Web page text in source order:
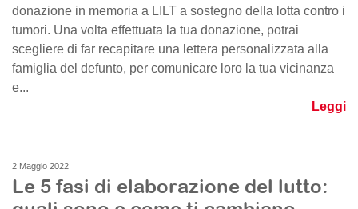
donazione in memoria a LILT a sostegno della lotta contro i
tumori. Una volta effettuata la tua donazione, potrai
scegliere di far recapitare una lettera personalizzata alla
famiglia del defunto, per comunicare loro la tua vicinanza
e...
Leggi
2 Maggio 2022
Le 5 fasi di elaborazione del lutto: